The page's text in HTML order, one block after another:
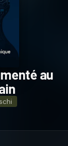
au